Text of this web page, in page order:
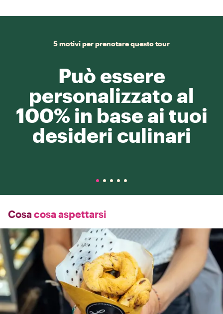
5 motivi per prenotare questo tour
Può essere
personalizzato al
100% in base ai tuoi
desideri culinari
Cosa cosa aspettarsi